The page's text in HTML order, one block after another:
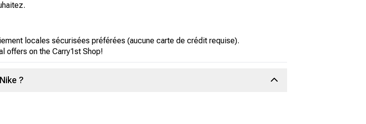
locales sécurisées préférées (aucune carte de crédit requise).
offers on the Carry1st Shop!
?